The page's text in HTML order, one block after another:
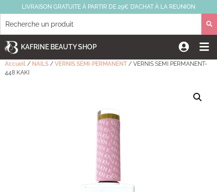
LIVRAISON GRATUITE À PARTIR DE 29€ D’ACHAT À LA REUNION
KAFRINE BEAUTY SHOP
Accueil / NAILS / VERNIS SEMI-PERMANENT/ VERNIS SEMI PERMANENT-
448 KAKI